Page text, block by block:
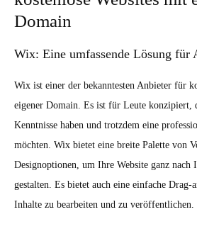
Domain
Wix: Eine umfassende Lösung für
Wix ist einer der bekanntesten Anbieter für
eigener Domain. Es ist für Leute konzipiert,
Kenntnisse haben und trotzdem eine
möchten. Wix bietet eine breite Palette von
Designoptionen, um Ihre Website ganz nach
gestalten. Es bietet auch eine einfache
Inhalte zu bearbeiten und zu veröffentlichen.